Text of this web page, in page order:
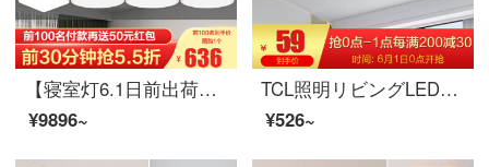
【寝室灯6.1日前出荷】オープ照明リモコン調光色LEDシーリングライト長方形リビングランプ大気現代シンプルルーム寝室ライジング強押し【四室】5灯-米家インティングリビングルーム+寝室x 4
¥9896~
TCL照明リビングLEDシーリングライト北欧现代简约寝室书斎レストランキッチンバルコニー超薄型ライトラッピング【特舽】円24瓦正白光380*65適12-16平
¥526~